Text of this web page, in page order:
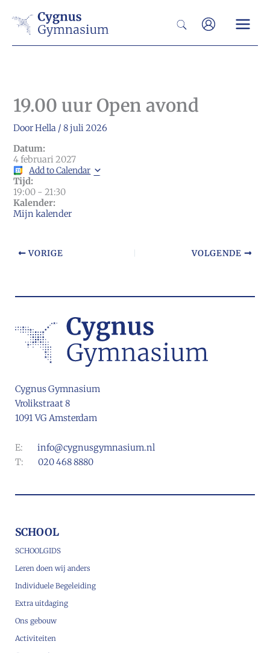
naar
Zoeken
19.00 uur Open avond
DoorHella /8 juli 2026
Datum:
4 februari 2027
Add to Calendar
Tijd:
19:00 -21:30
Kalender:
Mijn kalender
VORIGE VOLGENDE
Cygnus Gymnasium
Vrolikstraat 8
1091 VG Amsterdam
E: info@cygnusgymnasium.nl
T: 020 468 8880
SCHOOL
SCHOOLGIDS
Leren doen wij anders
Individuele Begeleiding
Extra uitdaging
Ons gebouw
Activiteiten